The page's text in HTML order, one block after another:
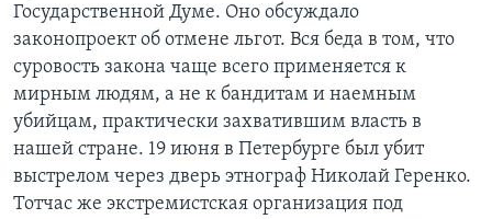
Языки
Государственной Думе. Оно обсуждало
законопроект об отмене льгот. Вся беда в том, что
суровость закона чаще всего применяется к
мирным людям, а не к бандитам и наемным
убийцам, практически захватившим власть в
нашей стране. 19 июня в Петербурге был убит
выстрелом через дверь этнограф Николай Геренко.
Тотчас же экстремистская организация под